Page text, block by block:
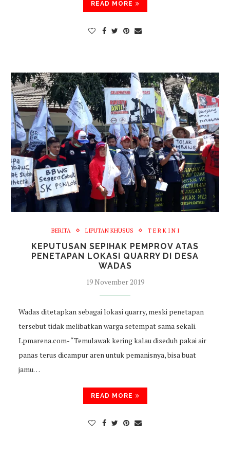
READ MORE
BERITA LIPUTAN KHUSUS T E R K I N I
KEPUTUSAN SEPIHAK PEMPROV ATAS
PENETAPAN LOKASI QUARRY DI DESA
WADAS
19 November 2019
Wadas ditetapkan sebagai lokasi quarry, meski penetapan
tersebut tidak melibatkan warga setempat sama sekali.
Lpmarena.com- “Temulawak kering kalau diseduh pakai air
panas terus dicampur aren untuk pemanisnya, bisa buat
jamu…
READ MORE